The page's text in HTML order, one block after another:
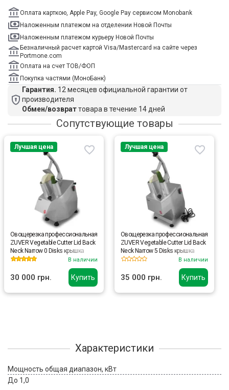
Оплата карткою, Apple Pay, Google Pay сервисом Monobank
Наложенным платежом на отделении Новой Почты
Наложенным платежом курьеру Новой Почты
Безналичный расчет картой Visa/Mastercard на сайте через
Portmone.com
Оплата на счет ТОВ/ФОП
Покупка частями (МоноБанк)
Гарантия. 12 месяцев официальной гарантии от
производителя
Обмен/возвраттовара в течение 14 дней
Сопутствующие товары
Купить
Лучшая цена
Овощерезка профессиональная
ZUVER Vegetable Cutter Lid Back
Neck Narrow 0 Disks крышка
сзади, узкая горловина, 0
дисков, 550 Вт, медный
двигатель
В наличии
30 000 грн. Купить
Лучшая цена
Овощерезка профессиональная
ZUVER Vegetable Cutter Lid Back
Neck Narrow 5 Disks крышка
назад, горловина узкая 5 дисків
550W, медный двигатель
В наличии
35 000 грн.
Характеристики
Мощность общая диапазон, кВт
До 1,0